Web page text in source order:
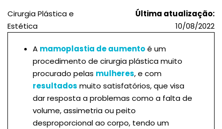
Cirurgia Plástica e
Estética
Última atualização:
10/08/2022
A mamoplastia de aumentoé um
procedimento de cirurgia plástica muito
procurado pelas mulheres, e com
resultados muito satisfatórios, que visa
dar resposta a problemas como a falta de
volume, assimetria ou peito
desproporcional ao corpo, tendo um